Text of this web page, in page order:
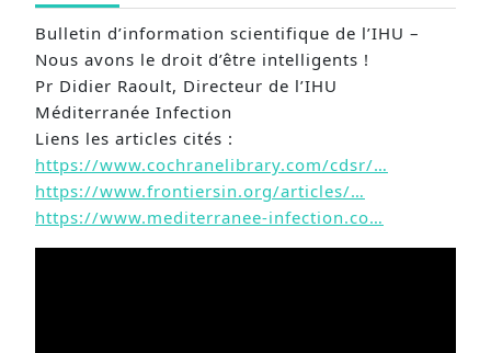
Bulletin d’information scientifique de l’IHU –
Nous avons le droit d’être intelligents !
Pr Didier Raoult, Directeur de l’IHU
Méditerranée Infection
Liens les articles cités :
https://www.cochranelibrary.com/cdsr/…​
https://www.frontiersin.org/articles/…
https://www.mediterranee-infection.co…